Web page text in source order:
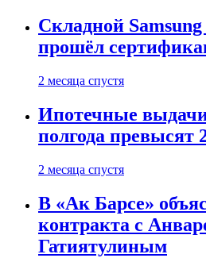
Складной
прошёл
2 месяца спустя
Ипотечные
полгода превысят
2 месяца спустя
В «Ак Барсе»
контракта с
Гатиятулиным